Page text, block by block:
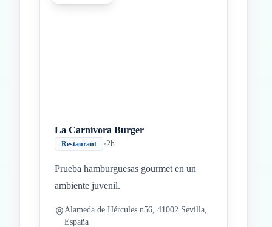
La Carnívora Burger
Restaurant •2h
Prueba hamburguesas gourmet en un
ambiente juvenil.
Alameda de Hércules n56, 41002 Sevilla,
España